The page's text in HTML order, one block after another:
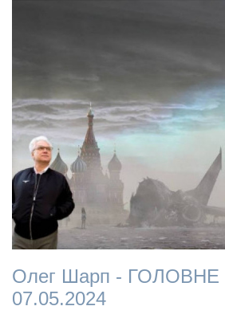
Олег Шарп -
07.05.2024